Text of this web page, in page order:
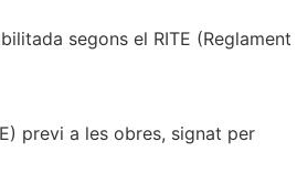
segons el RITE (Reglament
previ a les obres, signat per